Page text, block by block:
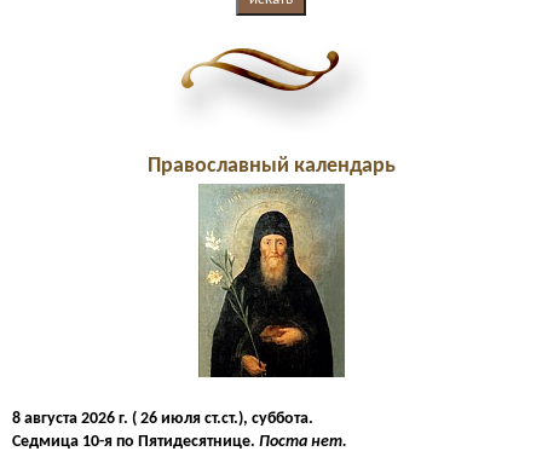
Православный календарь
8 августа 2026 г. ( 26 июля ст.ст.), суббота.
Седмица 10-я по Пятидесятнице. Поста нет.